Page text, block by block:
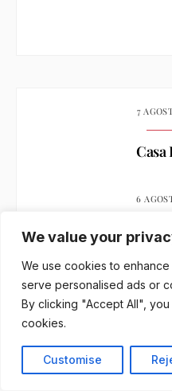
We value your
We use cookies to
serve personalised ads or
By clicking "Accept All",
cookies.
Customise
7
Casa
6
Château
5